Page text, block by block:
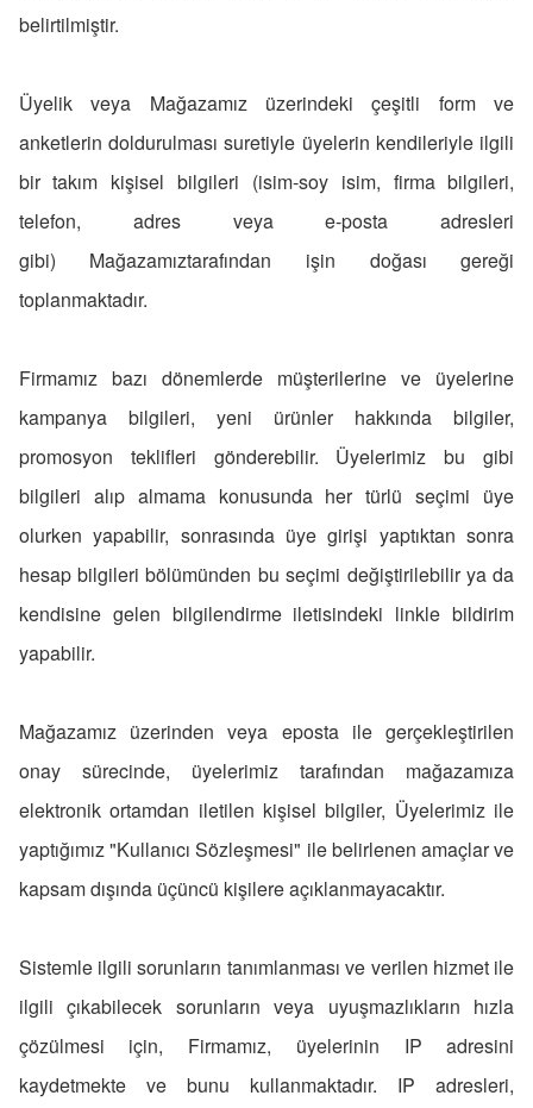
belirtilmiştir.
Üyelik veya Mağazamız üzerindeki çeşitli form ve
anketlerin doldurulması suretiyle üyelerin kendileriyle ilgili
bir takım kişisel bilgileri (isim-soy isim, firma bilgileri,
telefon, adres veya e-posta adresleri
gibi) Mağazamıztarafından işin doğası gereği
toplanmaktadır.
Firmamız bazı dönemlerde müşterilerine ve üyelerine
kampanya bilgileri, yeni ürünler hakkında bilgiler,
promosyon teklifleri gönderebilir. Üyelerimiz bu gibi
bilgileri alıp almama konusunda her türlü seçimi üye
olurken yapabilir, sonrasında üye girişi yaptıktan sonra
hesap bilgileri bölümünden bu seçimi değiştirilebilir ya da
kendisine gelen bilgilendirme iletisindeki linkle bildirim
yapabilir.
Mağazamız üzerinden veya eposta ile gerçekleştirilen
onay sürecinde, üyelerimiz tarafından mağazamıza
elektronik ortamdan iletilen kişisel bilgiler, Üyelerimiz ile
yaptığımız "Kullanıcı Sözleşmesi" ile belirlenen amaçlar ve
kapsam dışında üçüncü kişilere açıklanmayacaktır.
Sistemle ilgili sorunların tanımlanması ve verilen hizmet ile
ilgili çıkabilecek sorunların veya uyuşmazlıkların hızla
çözülmesi için, Firmamız, üyelerinin IP adresini
kaydetmekte ve bunu kullanmaktadır. IP adresleri,